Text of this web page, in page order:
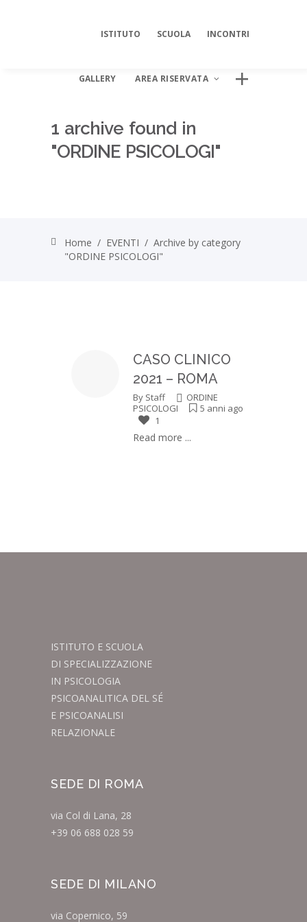
ISTITUTO SCUOLA INCONTRI
GALLERY AREA RISERVATA
AREA DIGITALE ISIPSÉ
1 archive found in
"ORDINE PSICOLOGI"
Home / EVENTI / Archive by category
"ORDINE PSICOLOGI"
CASO CLINICO
2021 – ROMA
By Staff
ORDINE
PSICOLOGI
5 anni ago
1
Read more ...
ISTITUTO E SCUOLA
DI SPECIALIZZAZIONE
IN PSICOLOGIA
PSICOANALITICA DEL SÉ
E PSICOANALISI
RELAZIONALE
SEDE DI ROMA
via Col di Lana, 28
+39 06 688 028 59
SEDE DI MILANO
via Copernico, 59